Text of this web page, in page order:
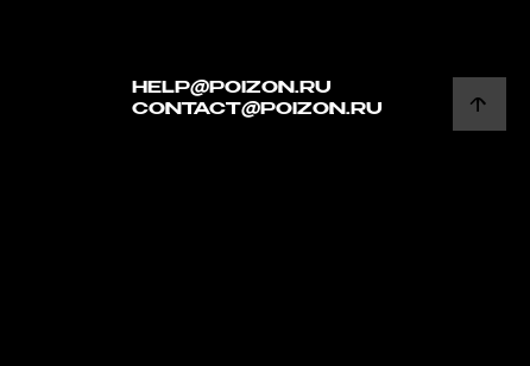
HELP@POIZON.RU
CONTACT@POIZON.RU